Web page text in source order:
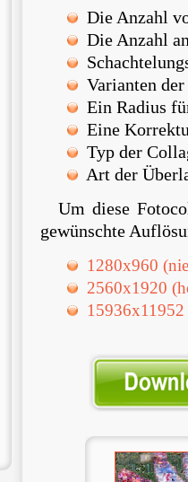
Die Anzahl
Die Anzahl
Varianten
Ein Radius
Eine
Typ der
Art der
Um diese
gewünschte
1280х960
2560х1920